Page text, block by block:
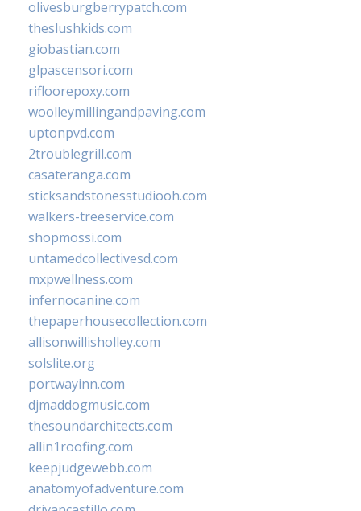
olivesburgberrypatch.com
theslushkids.com
giobastian.com
glpascensori.com
rifloorepoxy.com
woolleymillingandpaving.com
uptonpvd.com
2troublegrill.com
casateranga.com
sticksandstonesstudiooh.com
walkers-treeservice.com
shopmossi.com
untamedcollectivesd.com
mxpwellness.com
infernocanine.com
thepaperhousecollection.com
allisonwillisholley.com
solslite.org
portwayinn.com
djmaddogmusic.com
thesoundarchitects.com
allin1roofing.com
keepjudgewebb.com
anatomyofadventure.com